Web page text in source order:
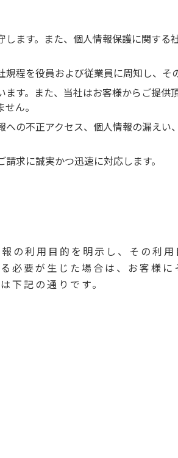
ます。また、個人情報保護に関する
程を役員および従業員に周知し、そ
す。また、当社はお客様からご提供
ん。
の不正アクセス、個人情報の漏えい
求に誠実かつ迅速に対応します。
の利用目的を明示し、その利
必要が生じた場合は、お客様
下記の通りです。